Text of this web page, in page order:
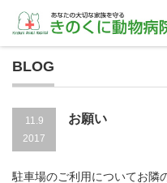
BLOG
11.9
2017
お願い
駐車場のご利用についてお隣